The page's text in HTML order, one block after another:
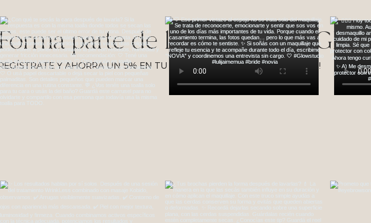
parte de la comunidad Glow
Y AHORRA UN 5% EN TU PRIMER SERVICIO EN EL ESTUDIO!